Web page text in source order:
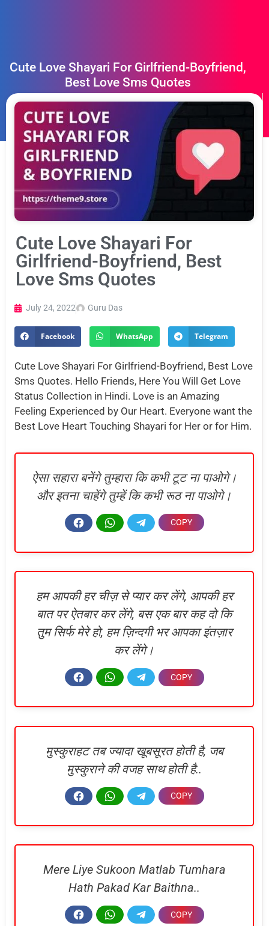
Cute Love Shayari For Girlfriend-Boyfriend,
Best Love Sms Quotes
Cute Love Shayari For
Girlfriend-Boyfriend, Best
Love Sms Quotes
July 24, 2022 Guru Das
Facebook WhatsApp Telegram
Cute Love Shayari For Girlfriend-Boyfriend, Best Love
Sms Quotes. Hello Friends, Here You Will Get Love
Status Collection in Hindi. Love is an Amazing
Feeling Experienced by Our Heart. Everyone want the
Best Love Heart Touching Shayari for Her or for Him.
ऐसा सहारा बनेंगे तुम्हारा कि कभी टूट ना पाओगे।
और इतना चाहेंगे तुम्हें कि कभी रूठ ना पाओगे।
हम आपकी हर चीज़ से प्यार कर लेंगे, आपकी हर
बात पर ऐतबार कर लेंगे, बस एक बार कह दो कि
तुम सिर्फ मेरे हो, हम ज़िन्दगी भर आपका इंतज़ार
कर लेंगे।
मुस्कुराहट तब ज्यादा खूबसूरत होती है, जब
मुस्कुराने की वजह साथ होती है..
Mere Liye Sukoon Matlab Tumhara
Hath Pakad Kar Baithna..